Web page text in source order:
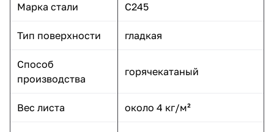
Марка стали С245
Тип поверхности гладкая
Способ
производства
горячекатаный
Вес листа около 4 кг/м²